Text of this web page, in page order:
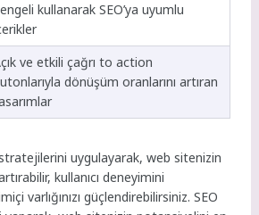
kullanarak SEO’ya uyumlu
ve etkili çağrı to action
dönüşüm oranlarını artıran
uygulayarak, web sitenizin
kullanıcı deneyimini
varlığınızı güçlendirebilirsiniz. SEO